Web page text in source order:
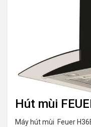
Hút mùi
Máy hút mùi Feuer